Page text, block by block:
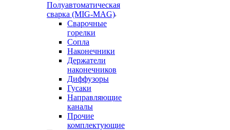
Полуавтоматическая
сварка (MIG-MAG)
Сварочные
горелки
Сопла
Наконечники
Держатели
наконечников
Диффузоры
Гусаки
Направляющие
каналы
Прочие
комплектующие